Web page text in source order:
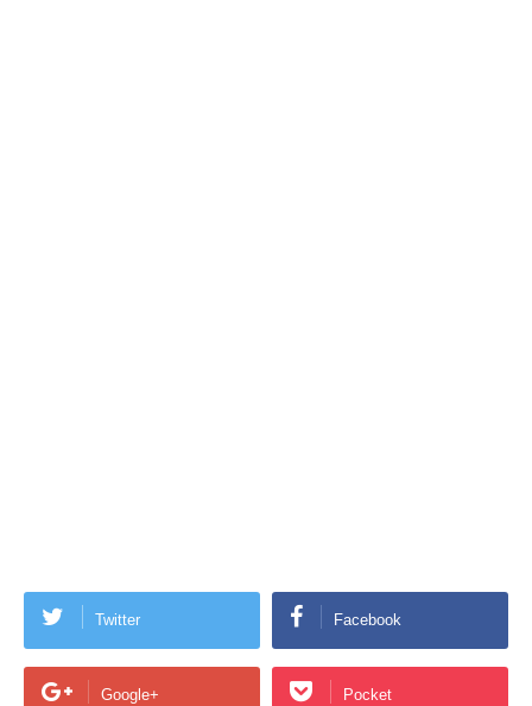
Twitter Facebook
Google+ Pocket